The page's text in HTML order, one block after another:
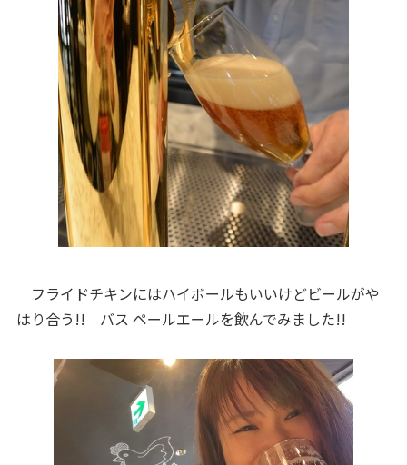
フライドチキンにはハイボールもいいけどビールがや
はり合う!! バス ペールエールを飲んでみました!!